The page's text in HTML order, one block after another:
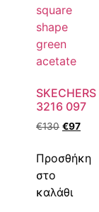
SKECHERS
3216 097
€130 €97
Προσθήκη
στο
καλάθι